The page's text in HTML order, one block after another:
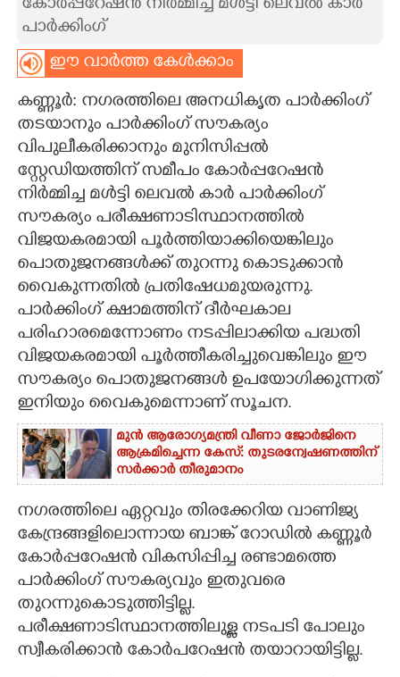
CARTOONS
LITERATURE
ZOOM
CONTACT US
കോര്‍പ്പറേഷന്‍ നിര്‍മ്മിച്ച മള്‍ട്ടി ലെവല്‍ കാര്‍
പാര്‍ക്കിംഗ്
ഈ വാർത്ത കേൾക്കാം
കണ്ണൂർ: നഗരത്തിലെ അനധികൃത പാർക്കിംഗ്
തടയാനും പാർക്കിംഗ് സൗകര്യം
വിപുലീകരിക്കാനും മുനിസിപ്പൽ
സ്റ്റേഡിയത്തിന് സമീപം കോർപ്പറേഷൻ
നിർമ്മിച്ച മൾട്ടി ലെവൽ കാർ പാർക്കിംഗ്
സൗകര്യം പരീക്ഷണാടിസ്ഥാനത്തിൽ
വിജയകരമായി പൂർത്തിയാക്കിയെങ്കിലും
പൊതുജനങ്ങൾക്ക് തുറന്നു കൊടുക്കാൻ
വൈകുന്നതിൽ പ്രതിഷേധമുയരുന്നു.
പാർക്കിംഗ് ക്ഷാമത്തിന് ദീർഘകാല
പരിഹാരമെന്നോണം നടപ്പിലാക്കിയ പദ്ധതി
വിജയകരമായി പൂർത്തീകരിച്ചുവെങ്കിലും ഈ
സൗകര്യം പൊതുജനങ്ങൾ ഉപയോഗിക്കുന്നത്
ഇനിയും വൈകുമെന്നാണ് സൂചന.
മുൻ ആരോഗ്യമന്ത്രി വീണാ ജോർജിനെ
ആക്രമിച്ചെന്ന കേസ്: തുടരന്വേഷണത്തിന്
സർക്കാർ തീരുമാനം
നഗരത്തിലെ ഏറ്റവും തിരക്കേറിയ വാണിജ്യ
കേന്ദ്രങ്ങളിലൊന്നായ ബാങ്ക് റോഡിൽ കണ്ണൂർ
കോർപ്പറേഷൻ വികസിപ്പിച്ച രണ്ടാമത്തെ
പാർക്കിംഗ് സൗകര്യവും ഇതുവരെ
തുറന്നുകൊടുത്തിട്ടില്ല.
പരീക്ഷണാടിസ്ഥാനത്തിലുള്ള നടപടി പോലും
സ്വീകരിക്കാൻ കോർപറേഷൻ തയാറായിട്ടില്ല.